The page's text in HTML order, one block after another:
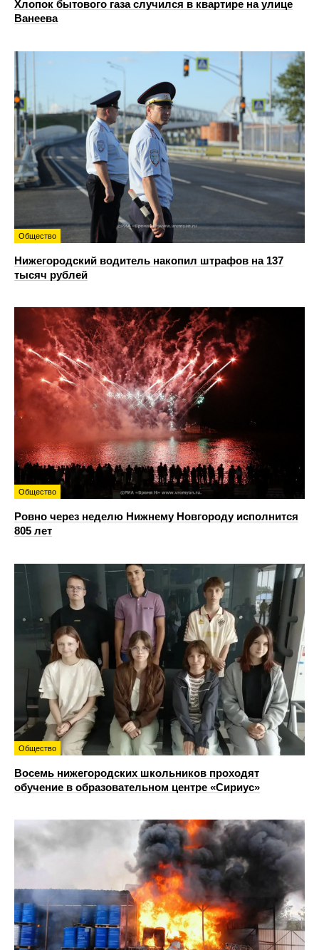
Хлопок бытового газа случился в квартире на улице
Ванеева
Общество
Нижегородский водитель накопил штрафов на 137
тысяч рублей
Общество
Ровно через неделю Нижнему Новгороду исполнится
805 лет
Общество
Восемь нижегородских школьников проходят
обучение в образовательном центре «Сириус»